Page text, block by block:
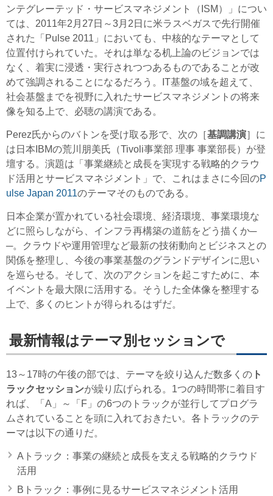
ンテグレーテッド・サービスマネジメント（ISM）」につい
ては、2011年2月27日～3月2日に米ラスベガスで先行開催
された「Pulse 2011」においても、中核的なテーマとして
位置付けられていた。それは単なる机上論のビジョンでは
なく、着実に浸透・実行されつつあるものであることが改
めて強調されることになるだろう。IT基盤の域を超えて、
社会基盤までを視野に入れたサービスマネジメントの将来
像を知る上で、必聴の講演である。
Perez氏からのバトンを受け取る形で、次の［基調講演］に
は日本IBMの荒川朋美氏（Tivoli事業部 理事 事業部長）が登
壇する。演題は「事業継続と成長を実現する戦略的クラウ
ド活用とサービスマネジメント」で、これはまさに今回のP
ulse Japan 2011のテーマそのものである。
日本企業が置かれている社会環境、経済環境、事業環境な
どに照らしながら、インフラ再構築の道筋をどう描くか─
─。クラウドや運用管理など最新の技術動向とビジネスとの
関係を整理し、今後の事業基盤のグランドデザインに思い
を巡らせる。そして、次のアクションを起こすために、本
イベントを最大限に活用する。そうした全体像を整理する
上で、多くのヒントが得られるはずだ。
最新情報はテーマ別セッションで
13～17時の午後の部では、テーマを絞り込んだ数多くの ト
ラックセッションが繰り広げられる。1つの時間帯に着目す
れば、「A」～「F」の6つのトラックが並行してプログラ
ムされていることを頭に入れておきたい。各トラックのテ
ーマは以下の通りだ。
Aトラック：事業の継続と成長を支える戦略的クラウド
活用
Bトラック：事例に見るサービスマネジメント活用